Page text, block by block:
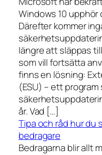
Windows 10 upphör
Därefter kommer
längre att släppas
som vill fortsätta
finns en lösning:
(ESU) – ett
år. Vad […]
Tipa och råd hur du
bedragare
Bedragarna blir allt